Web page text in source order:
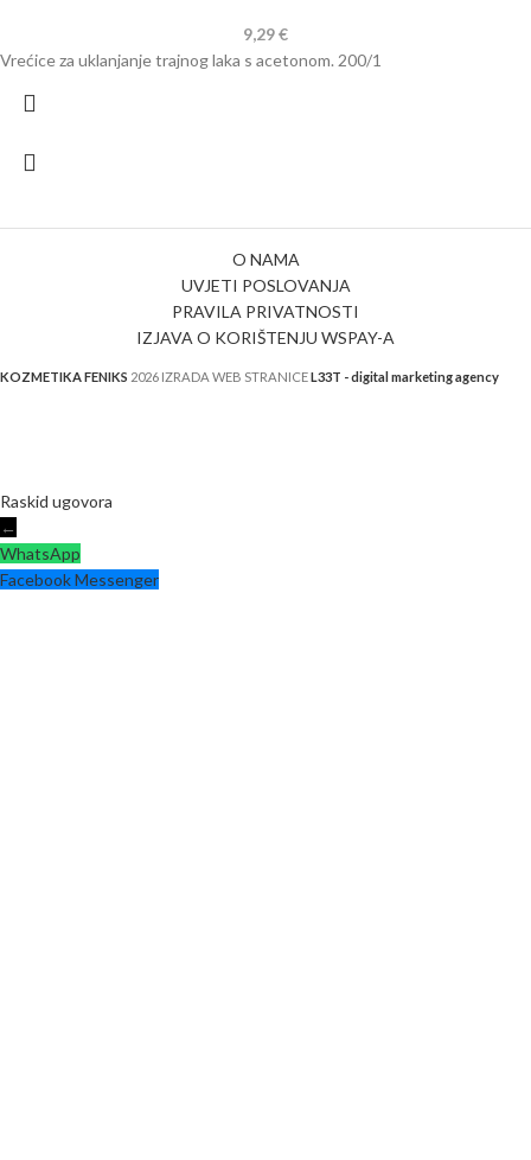
9,29€
Vrećice za uklanjanje trajnog laka s acetonom. 200/1
O NAMA
UVJETI POSLOVANJA
PRAVILA PRIVATNOSTI
IZJAVA O KORIŠTENJU WSPAY-A
KOZMETIKA FENIKS 2026 IZRADA WEB STRANICEL33T - digital marketing agency
Raskid ugovora
←
WhatsApp
Facebook Messenger